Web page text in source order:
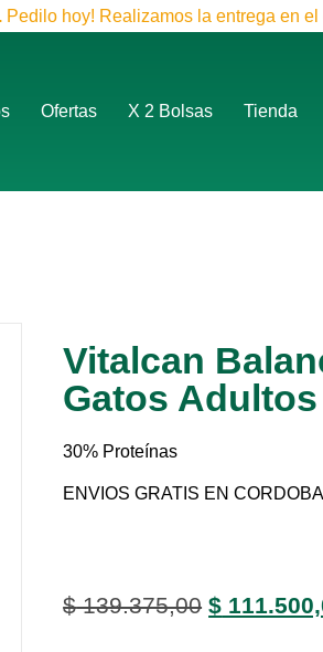
Pedilo hoy! Realizamos la entrega en el
Ofertas X 2 Bolsas Tienda
Vitalcan
Gatos
30% Proteínas
ENVIOS GRATIS EN
$139.375,00 $